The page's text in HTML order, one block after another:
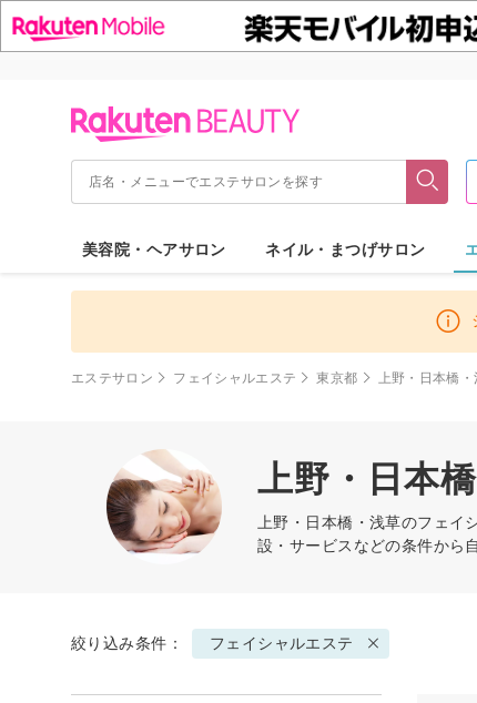
美容院・ヘアサロン ネイル・まつげサロン
エステサロン フェイシャルエステ 東京都 上野・日本橋
上野・日本
上野・日本橋・浅草のフェイ
設・サービスなどの条件から
絞り込み条件： フェイシャルエステ